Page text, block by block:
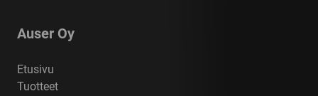
Auser Oy
Etusivu
Tuotteet